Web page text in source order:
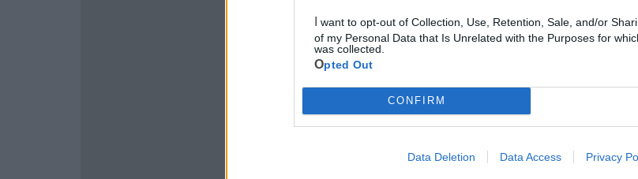
of my Personal Data that Is Unrelated with the Purposes for
was collected.
Opted Out
CONFIRM
Data Deletion Data Access Privacy